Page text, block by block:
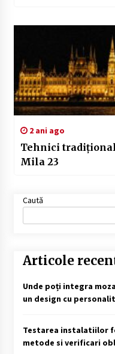
2 ani ago
Tehnici
Mila 23
Caută
Articole
Unde poți integra
un design cu
Testarea instalatiilor
metode si verificari